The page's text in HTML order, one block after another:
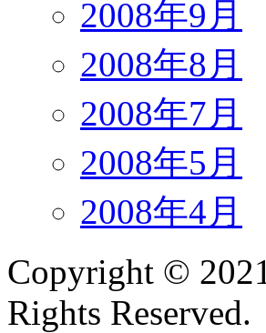
2008年9月
2008年8月
2008年7月
2008年5月
2008年4月
Copyright © 2021
Rights Reserved.